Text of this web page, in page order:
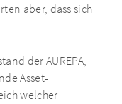
aber, dass sich
der AUREPA,
Asset-
welcher